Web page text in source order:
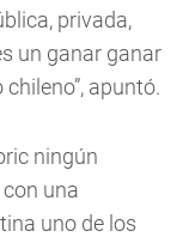
privada,
un ganar ganar
apuntó.
ningún
una
uno de los